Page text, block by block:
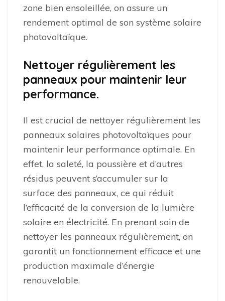
zone bien ensoleillée, on assure un
rendement optimal de son système solaire
photovoltaïque.
Nettoyer régulièrement les
panneaux pour maintenir leur
performance.
Il est crucial de nettoyer régulièrement les
panneaux solaires photovoltaïques pour
maintenir leur performance optimale. En
effet, la saleté, la poussière et d’autres
résidus peuvent s’accumuler sur la
surface des panneaux, ce qui réduit
l’efficacité de la conversion de la lumière
solaire en électricité. En prenant soin de
nettoyer les panneaux régulièrement, on
garantit un fonctionnement efficace et une
production maximale d’énergie
renouvelable.